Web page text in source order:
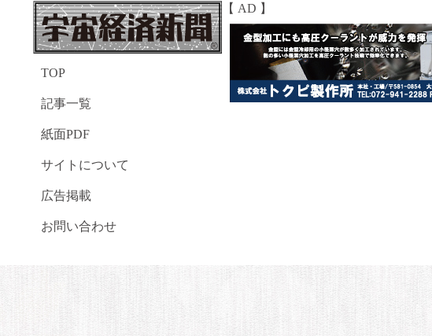
TOP
記事一覧
紙面PDF
サイトについて
広告掲載
お問い合わせ
【 AD 】